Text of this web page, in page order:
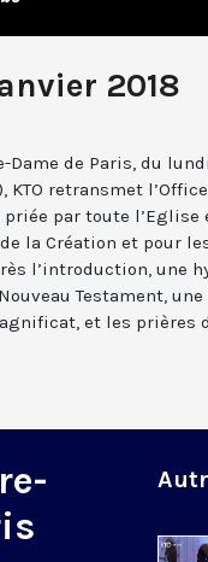
2018
Dame de Paris, du
KTO retransmet
par toute l’Eglise
la Création et pour
l’introduction, une
Testament,
et les prières